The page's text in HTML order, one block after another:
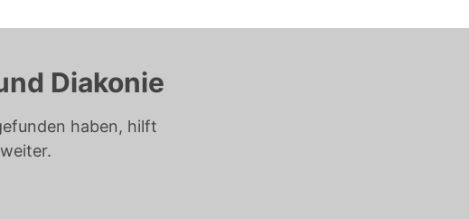
Diakonie
haben, hilft